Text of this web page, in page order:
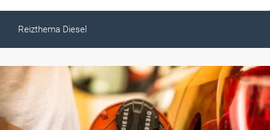
Reizthema Diesel